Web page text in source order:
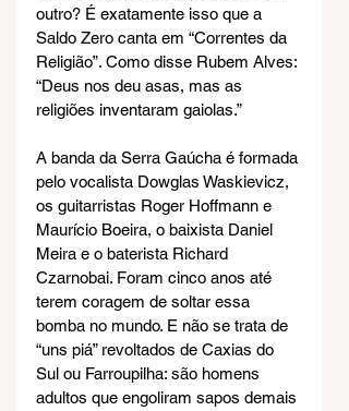
outro? É exatamente isso que a
Saldo Zero canta em “Correntes da
Religião”. Como disse Rubem Alves:
“Deus nos deu asas, mas as
religiões inventaram gaiolas.”
A banda da Serra Gaúcha é formada
pelo vocalista Dowglas Waskievicz,
os guitarristas Roger Hoffmann e
Maurício Boeira, o baixista Daniel
Meira e o baterista Richard
Czarnobai. Foram cinco anos até
terem coragem de soltar essa
bomba no mundo. E não se trata de
“uns piá” revoltados de Caxias do
Sul ou Farroupilha: são homens
adultos que engoliram sapos demais